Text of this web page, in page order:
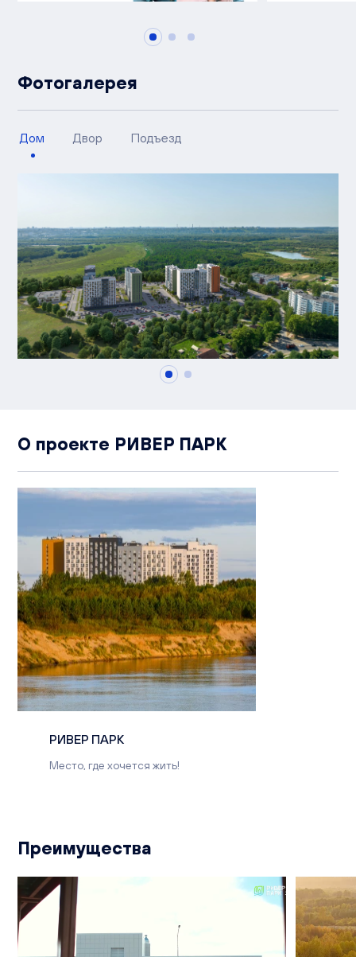
Фотогалерея
Дом Двор Подъезд
О проекте РИВЕР ПАРК
РИВЕР ПАРК
Место, где хочется жить!
Преимущества